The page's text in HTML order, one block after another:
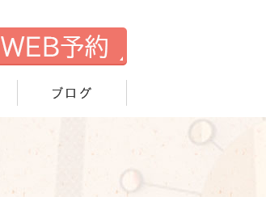
ブログ